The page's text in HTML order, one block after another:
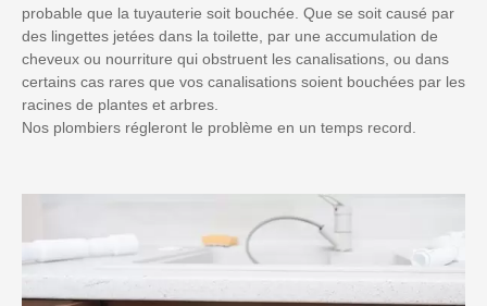
probable que la tuyauterie soit bouchée. Que se soit causé par
des lingettes jetées dans la toilette, par une accumulation de
cheveux ou nourriture qui obstruent les canalisations, ou dans
certains cas rares que vos canalisations soient bouchées par les
racines de plantes et arbres.
Nos plombiers régleront le problème en un temps record.